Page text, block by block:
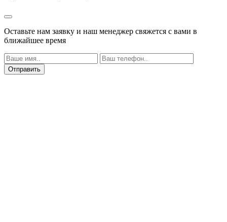
Оставьте нам заявку и наш менеджер свяжется с вами в
ближайшее время